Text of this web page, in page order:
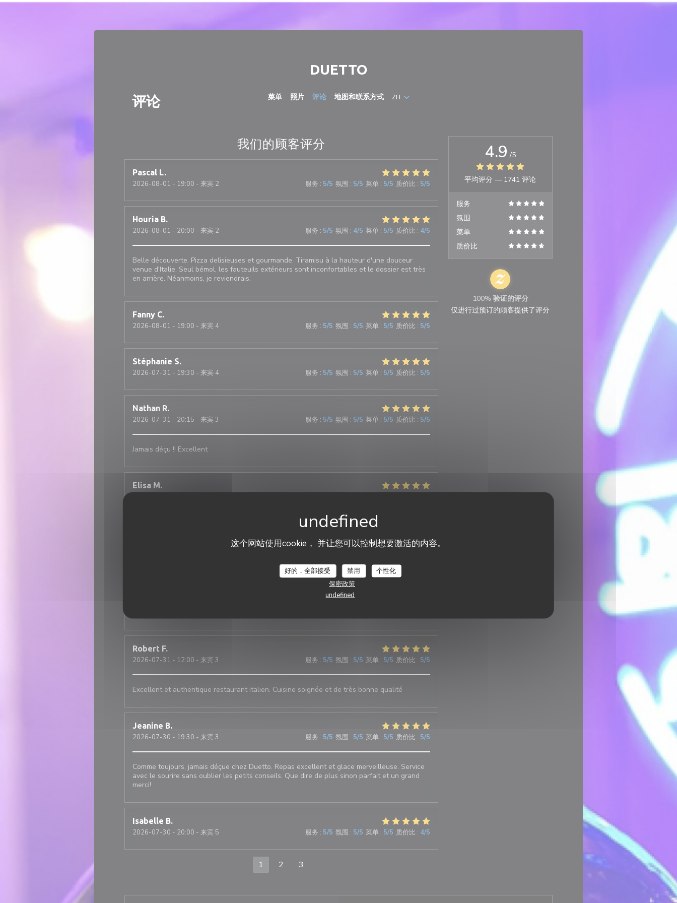
Cookie管理面板
这个网站使用cookie， 并让您可以控制想要激活的内容。
好的，全部接受 禁用
个性化
保密政策
undefined
DUETTO
菜单 照片 评论 地图和联系方式 ZH
评论
我们的顾客评分
Pascal L
2026-08-01 - 19:00 - 来宾 2 服务 : 5/5 氛围 : 5/5 菜单: 5/5 质价比 : 5/5
Houria B
2026-08-01 - 20:00 - 来宾 2 服务 : 5/5 氛围 : 4/5 菜单: 5/5 质价比 : 4/5
Belle découverte. Pizza delisieuses et gourmande. Tiramisu à la hauteur d'une douceur
venue d'Italie. Seul bémol, les fauteuils extérieurs sont inconfortables et le dossier est très
en arrière. Néanmoins, je reviendrais.
Fanny C
2026-08-01 - 19:00 - 来宾 4 服务 : 5/5 氛围 : 5/5 菜单: 5/5 质价比 : 5/5
Stéphanie S
2026-07-31 - 19:30 - 来宾 4 服务 : 5/5 氛围 : 5/5 菜单: 5/5 质价比 : 5/5
Nathan R
2026-07-31 - 20:15 - 来宾 3 服务 : 5/5 氛围 : 5/5 菜单: 5/5 质价比 : 5/5
Jamais déçu !! Excellent
Elisa M
Super ambiance, service impeccable et tout est délicieux !!!
服务:5/5 氛围:5/5 菜单: 5/5 质价比
Robert F
2026-07-31 - 12:00 - 来宾 3 服务 : 5/5 氛围 : 5/5 菜单: 5/5 质价比 : 5/5
Excellent et authentique restaurant italien. Cuisine soignée et de très bonne qualité
Jeanine B
2026-07-30 - 19:30 - 来宾 3 服务 : 5/5 氛围 : 5/5 菜单: 5/5 质价比 : 5/5
Comme toujours, jamais déçue chez Duetto. Repas excellent et glace merveilleuse. Service
avec le sourire sans oublier les petits conseils. Que dire de plus sinon parfait et un grand
merci!
Isabelle B
2026-07-30 - 20:00 - 来宾 5 服务 : 5/5 氛围 : 5/5 菜单: 5/5 质价比 : 4/5
1 2 3
4.9 /5
平均评分 — 1741 评论
服务
氛围
菜单
质价比
100% 验证的评分
仅进行过预订的顾客提供了评分